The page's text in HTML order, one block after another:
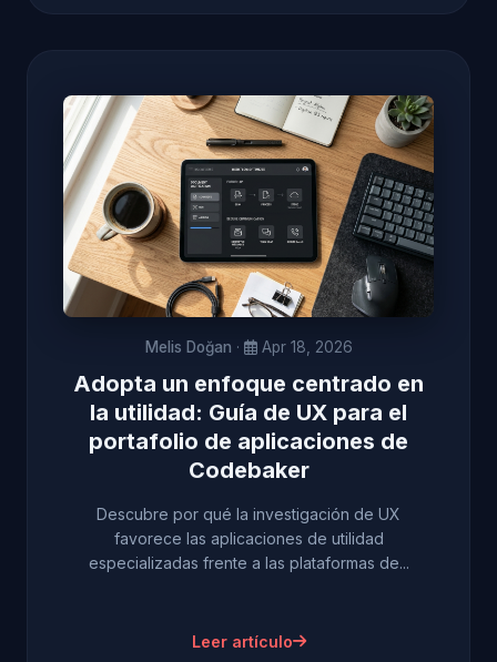
Melis Doğan · Apr 18, 2026
Adopta un enfoque centrado en
la utilidad: Guía de UX para el
portafolio de aplicaciones de
Codebaker
Descubre por qué la investigación de UX
favorece las aplicaciones de utilidad
especializadas frente a las plataformas de...
Leer artículo